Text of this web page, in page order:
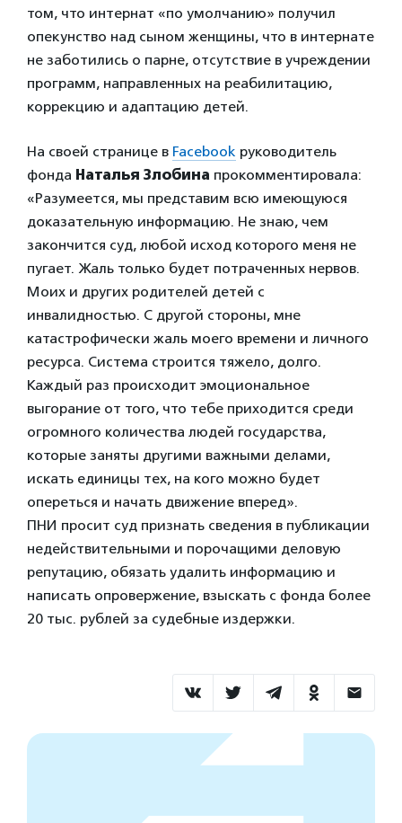
том, что интернат «по умолчанию» получил
опекунство над сыном женщины, что в интернате
не заботились о парне, отсутствие в учреждении
программ, направленных на реабилитацию,
коррекцию и адаптацию детей.
На своей странице в Facebook руководитель
фонда Наталья Злобина прокомментировала:
«Разумеется, мы представим всю имеющуюся
доказательную информацию. Не знаю, чем
закончится суд, любой исход которого меня не
пугает. Жаль только будет потраченных нервов.
Моих и других родителей детей с
инвалидностью. С другой стороны, мне
катастрофически жаль моего времени и личного
ресурса. Система строится тяжело, долго.
Каждый раз происходит эмоциональное
выгорание от того, что тебе приходится среди
огромного количества людей государства,
которые заняты другими важными делами,
искать единицы тех, на кого можно будет
опереться и начать движение вперед».
ПНИ просит суд признать сведения в публикации
недействительными и порочащими деловую
репутацию, обязать удалить информацию и
написать опровержение, взыскать с фонда более
20 тыс. рублей за судебные издержки.